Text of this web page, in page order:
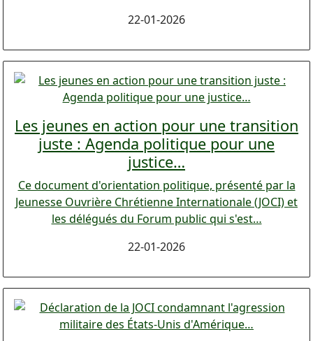
22-01-2026
Les jeunes en action pour une transition
juste : Agenda politique pour une
justice…
Ce document d'orientation politique, présenté par la
Jeunesse Ouvrière Chrétienne Internationale (JOCI) et
les délégués du Forum public qui s'est…
22-01-2026